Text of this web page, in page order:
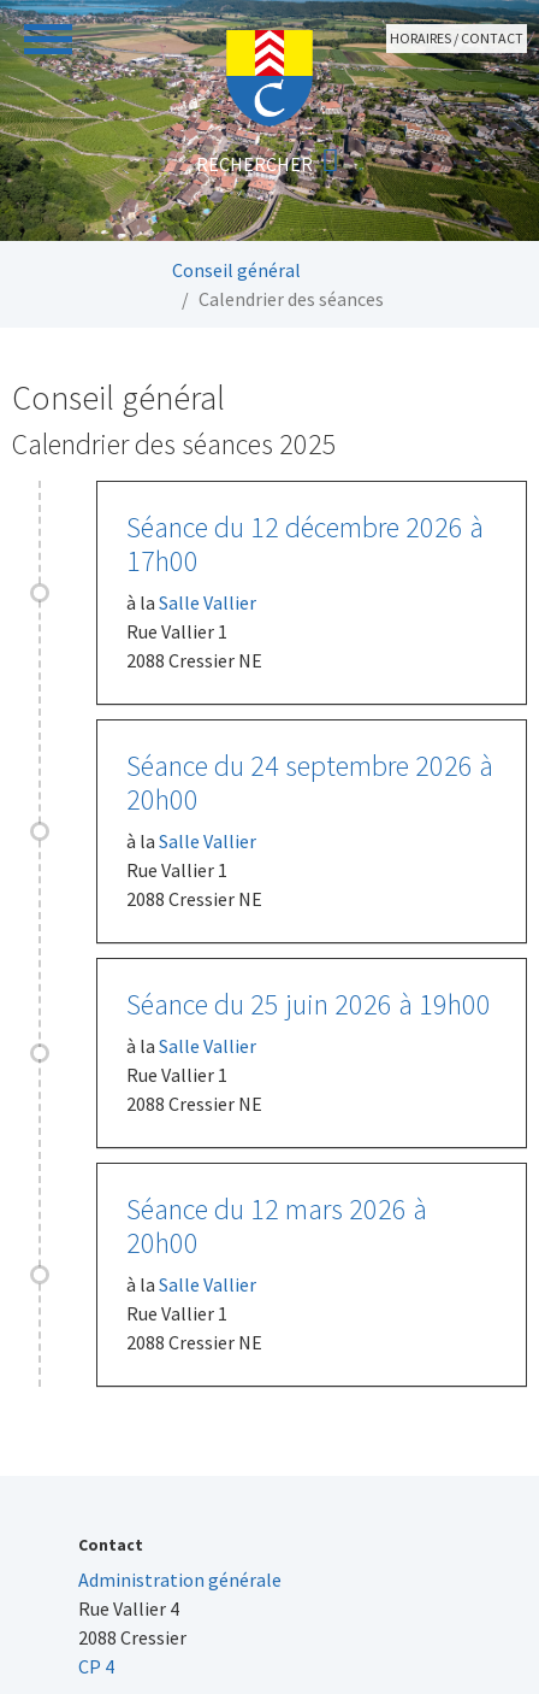
Aller au contenu principal
HORAIRES / CONTACT
Conseil général
Calendrier des séances
Conseil général
Calendrier des séances 2025
Séance du 12 décembre 2026 à
17h00
à la Salle Vallier
Rue Vallier 1
2088 Cressier NE
Séance du 24 septembre 2026 à
20h00
à la Salle Vallier
Rue Vallier 1
2088 Cressier NE
Séance du 25 juin 2026 à 19h00
à la Salle Vallier
Rue Vallier 1
2088 Cressier NE
Séance du 12 mars 2026 à
20h00
à la Salle Vallier
Rue Vallier 1
2088 Cressier NE
Contact
Administration générale
Rue Vallier 4
2088 Cressier
CP 4